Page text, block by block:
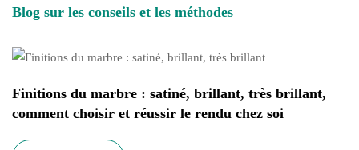
Blog sur les conseils et les méthodes
Finitions du marbre : satiné, brillant, très brillant,
comment choisir et réussir le rendu chez soi